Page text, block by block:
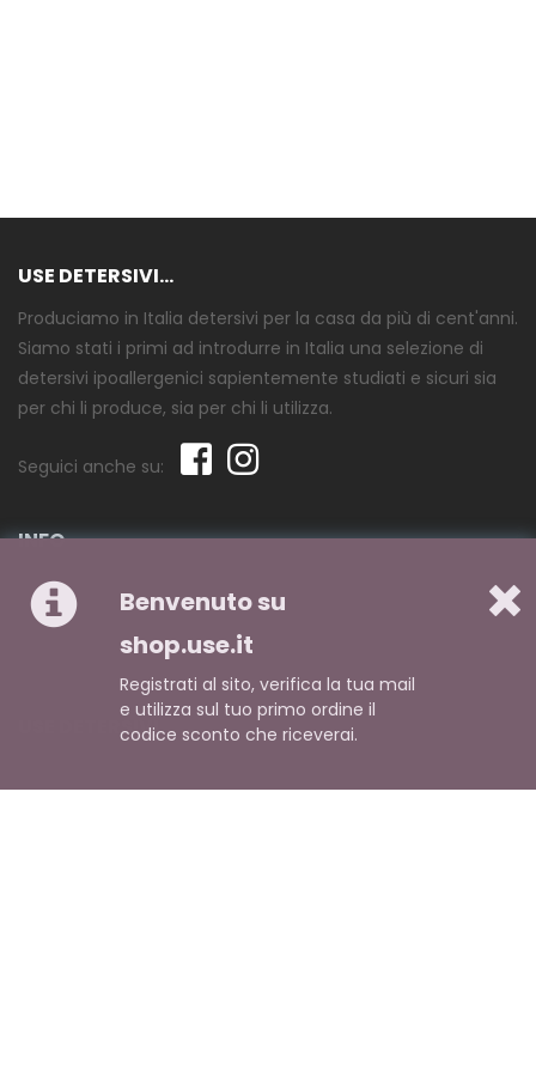
USE DETERSIVI...
Produciamo in Italia detersivi per la casa da più di cent'anni.
Siamo stati i primi ad introdurre in Italia una selezione di
detersivi ipoallergenici sapientemente studiati e sicuri sia
per chi li produce, sia per chi li utilizza.
Seguici anche su:
INFO
Chi siamo
Pagamento
USE DETERSIVI
Benvenuto su
shop.use.it
Registrati al sito, verifica la tua mail
e utilizza sul tuo primo ordine il
codice sconto che riceverai.